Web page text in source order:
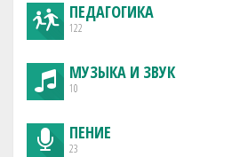
ПЕДАГОГИКА
122
МУЗЫКА И ЗВУК
10
ПЕНИЕ
23